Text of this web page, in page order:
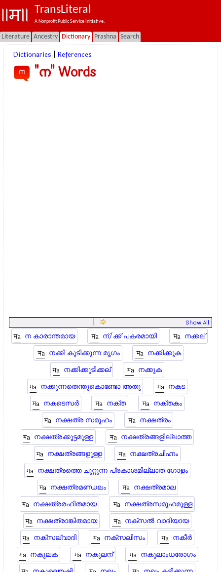
TransLiteral
A Nonprofit Public Service Initiative.
Literature Ancestry Dictionary Prashna Search
Dictionaries References
ന "ന" Words
Show All
ന കാരാന്തമായ ന്/ക്ക് പകരമായി
നക്കല്
നക്കി കുടിക്കുന്ന മൃഗം
നക്കിക്കുക
നക്കിക്കുടിക്കല്
നക്കുക
നക്കുന്നതെന്തുകൊണ്ടോ അതു
നകട
നകടെസർ
നക്ത
നക്‌തകം
നക്ഷത്ര സമൂഹം
നക്ഷത്രം
നക്ഷത്രക്കൂട്ടമുള്ള
നക്ഷത്രങ്ങളില്ലാത്ത
നക്ഷത്രങ്ങളുള്ള
നക്ഷത്രചിഹ്നം
നക്ഷത്രത്തെ ചുറ്റുന്ന പ്രകാശമില്ലാത ഗോളം
നക്ഷത്രമണ്ഡലം
നക്ഷത്രമാല
നക്ഷത്രരഹിതമായ
നക്ഷത്രസമൂഹമുള്ള
നക്ഷത്രാങ്കിതമായ
നക്സൽ വാദിയായ
നക്സല്വാദി
നക്സലിസം
നകീർ
നകുലക
നകുലന്
നകുലാംധരോഗം